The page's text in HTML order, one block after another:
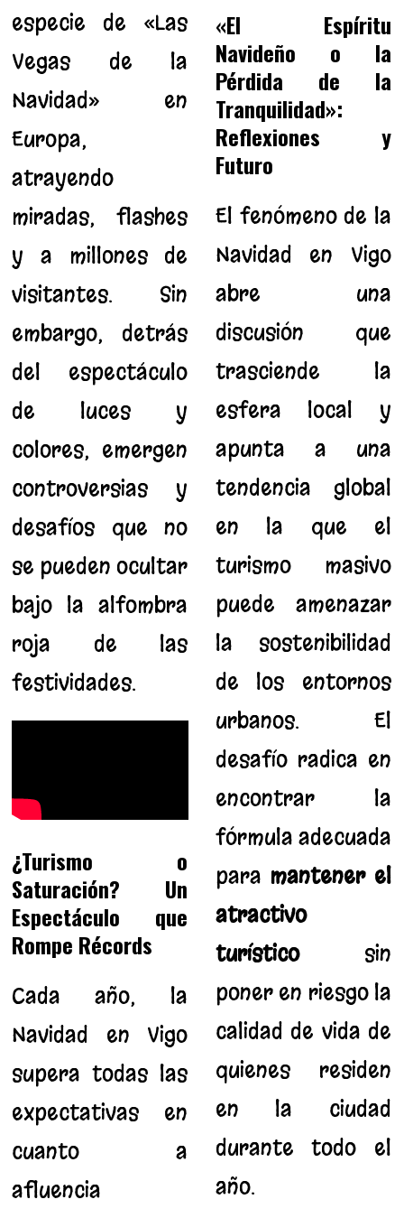
especie de «Las
Vegas de la
Navidad» en
Europa,
atrayendo
miradas, flashes
y a millones de
visitantes. Sin
embargo, detrás
del espectáculo
de luces y
colores, emergen
controversias y
desafíos que no
se pueden ocultar
bajo la alfombra
roja de las
festividades.
¿Turismo o
Saturación? Un
Espectáculo que
Rompe Récords
Cada año, la
Navidad en Vigo
supera todas las
expectativas en
cuanto a
afluencia
«El Espíritu
Navideño o la
Pérdida de la
Tranquilidad»:
Reflexiones y
Futuro
El fenómeno de la
Navidad en Vigo
abre una
discusión que
trasciende la
esfera local y
apunta a una
tendencia global
en la que el
turismo masivo
puede amenazar
la sostenibilidad
de los entornos
urbanos. El
desafío radica en
encontrar la
fórmula adecuada
para mantener el
atractivo
turísticosin
poner en riesgo la
calidad de vida de
quienes residen
en la ciudad
durante todo el
año.